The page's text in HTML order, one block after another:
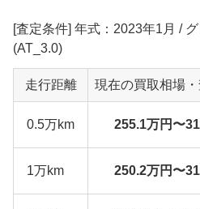
[査定条件] 年式：2023年1月 /
(AT_3.0)
走行距離 現在の買取相場
0.5万km 255.1万円〜
1万km 250.2万円〜